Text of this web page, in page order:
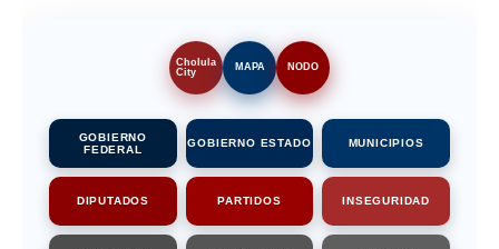
Cholula
City
MAPA NODO
GOBIERNO
FEDERAL
GOBIERNO ESTADO MUNICIPIOS
DIPUTADOS PARTIDOS INSEGURIDAD